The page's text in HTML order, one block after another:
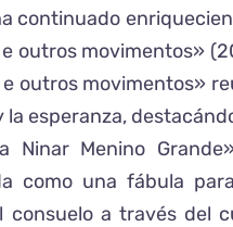
continuado
outros movimentos»
outros movimentos»
esperanza,
Ninar Menino
como una fábula
a través del